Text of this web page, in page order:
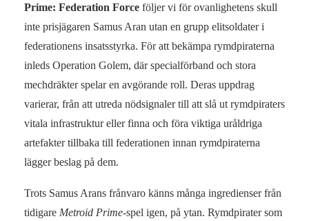
Prime: Federation Force följer vi för ovanlighetens skull
inte prisjägaren Samus Aran utan en grupp elitsoldater i
federationens insatsstyrka. För att bekämpa rymdpiraterna
inleds Operation Golem, där specialförband och stora
mechdräkter spelar en avgörande roll. Deras uppdrag
varierar, från att utreda nödsignaler till att slå ut rymdpiraters
vitala infrastruktur eller finna och föra viktiga uråldriga
artefakter tillbaka till federationen innan rymdpiraterna
lägger beslag på dem.
Trots Samus Arans frånvaro känns många ingredienser från
tidigare Metroid Prime-spel igen, på ytan. Rymdpirater som